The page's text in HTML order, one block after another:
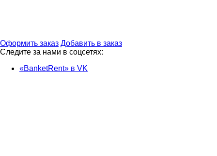
Оформить заказ Добавить в заказ
Следите за нами в соцсетях:
«BanketRent» в VK